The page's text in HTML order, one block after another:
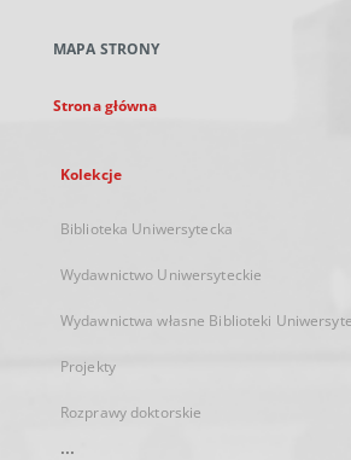
karcie
MAPA STRONY
Strona główna
Kolekcje
Biblioteka Uniwersytecka
Wydawnictwo Uniwersyteckie
Wydawnictwa własne Biblioteki
Projekty
Rozprawy doktorskie
...